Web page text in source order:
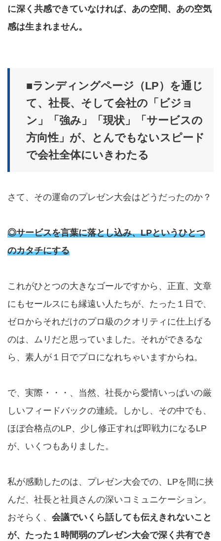
に深く共感できていなければ、あの空間、あの空気
感は生まれません。
■ランディングページ（LP）を通じ
て、社長、そして会社の「ビジョ
ン」「強み」「現状」「サービスの
方向性」が、とんでもないスピード
で会社全体にいきわたる
さて、その運命のプレゼン大会はどうだったのか？
◎サービスを言葉に落とし込み、LPというひとつ
のカタチにする
これがひとつの大きなゴールですから、正直、文章
にもセールスにも縁遠い人たちが、たった１日で、
ゼロからそれだけのプロ級のクオリティに仕上げる
のは、ムリだと思っていました。それができるな
ら、素人が１日でプロになれちゃいますからね。
で、実際・・・、当然、社長から愛情いっぱいの厳
しいフィードバックの連続。しかし、その中でも、
ほぼ合格点のLP、少し修正すれば即戦力になるLP
が、いくつもありました。
私が感動したのは、プレゼン大会での、LPを間に挟
んだ、社長と社員さんの深いコミュニケーション。
おそらく、 会議でいくら話しても伝えきれないこと
が、たった１時間弱のプレゼン大会で深く共有でき